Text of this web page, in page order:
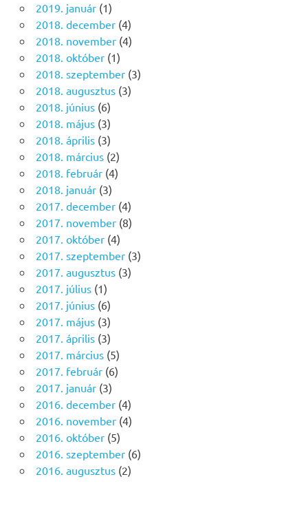
2019. január(1)
2018. december(4)
2018. november(4)
2018. október(1)
2018. szeptember(3)
2018. augusztus(3)
2018. június(6)
2018. május(3)
2018. április(3)
2018. március(2)
2018. február(4)
2018. január(3)
2017. december(4)
2017. november(8)
2017. október(4)
2017. szeptember(3)
2017. augusztus(3)
2017. július(1)
2017. június(6)
2017. május(3)
2017. április(3)
2017. március(5)
2017. február(6)
2017. január(3)
2016. december(4)
2016. november(4)
2016. október(5)
2016. szeptember(6)
2016. augusztus(2)